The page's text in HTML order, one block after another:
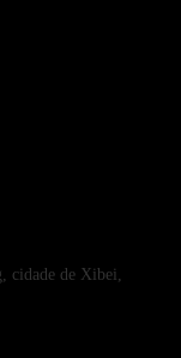
cidade de Xibei,